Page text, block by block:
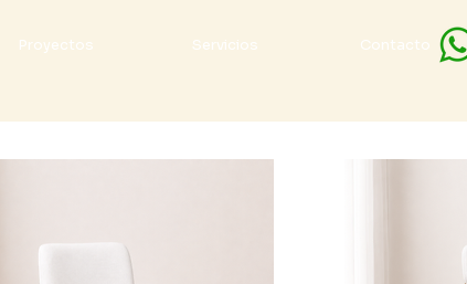
Proyectos Servicios Contacto